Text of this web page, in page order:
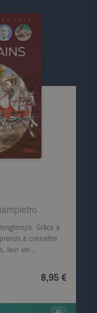
Grâce à
à connaître
leur vie
pour apprendre en
8,95 €